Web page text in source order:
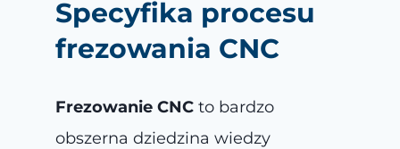
Specyfika procesu
frezowania CNC
Frezowanie CNCto bardzo
obszerna dziedzina wiedzy